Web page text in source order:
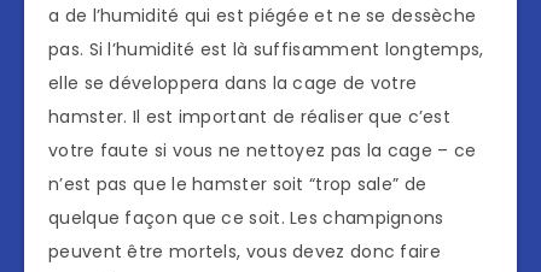
a de l’humidité qui est piégée et ne se dessèche
pas. Si l’humidité est là suffisamment longtemps,
elle se développera dans la cage de votre
hamster. Il est important de réaliser que c’est
votre faute si vous ne nettoyez pas la cage – ce
n’est pas que le hamster soit “trop sale” de
quelque façon que ce soit. Les champignons
peuvent être mortels, vous devez donc faire